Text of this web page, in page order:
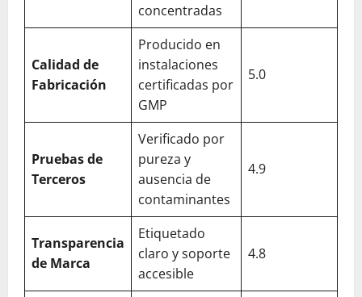
concentradas
Calidad de
Fabricación
Producido en
instalaciones
certificadas por
GMP
5.0
Pruebas de
Terceros
Verificado por
pureza y
ausencia de
contaminantes
4.9
Transparencia
de Marca
Etiquetado
claro y soporte
accesible
4.8